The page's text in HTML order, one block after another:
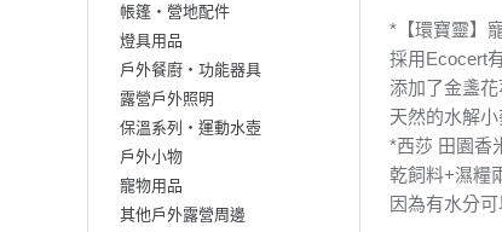
帳篷‧營地配件
燈具用品
戶外餐廚‧功能器具
露營戶外照明
保溫系列‧運動水壺
戶外小物
寵物用品
其他戶外露營周邊
*【環寶靈】
採用Ecocert
添加了金盞
天然的水解
*西莎 田園香
乾飼料+濕糧
因為有水分